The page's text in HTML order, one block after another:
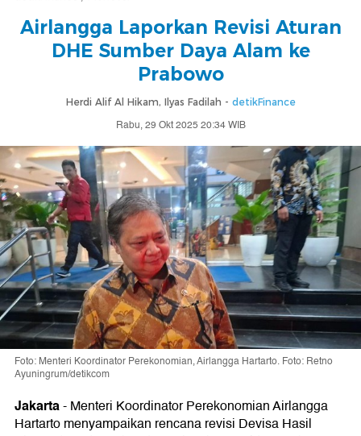
Airlangga Laporkan Revisi Aturan
DHE Sumber Daya Alam ke
Prabowo
Herdi Alif Al Hikam, Ilyas Fadilah - detikFinance
Rabu, 29 Okt 2025 20:34 WIB
Foto: Menteri Koordinator Perekonomian, Airlangga Hartarto. Foto: Retno
Ayuningrum/detikcom
Jakarta-Menteri Koordinator Perekonomian Airlangga
Hartarto menyampaikan rencana revisi Devisa Hasil